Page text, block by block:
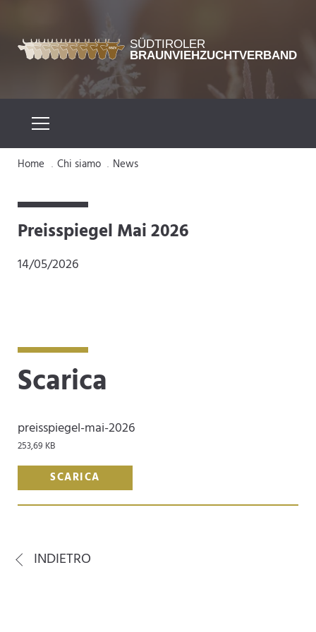
Home . Chi siamo . News
Preisspiegel Mai 2026
14/05/2026
Scarica
preisspiegel-mai-2026
253,69 KB
SCARICA
INDIETRO